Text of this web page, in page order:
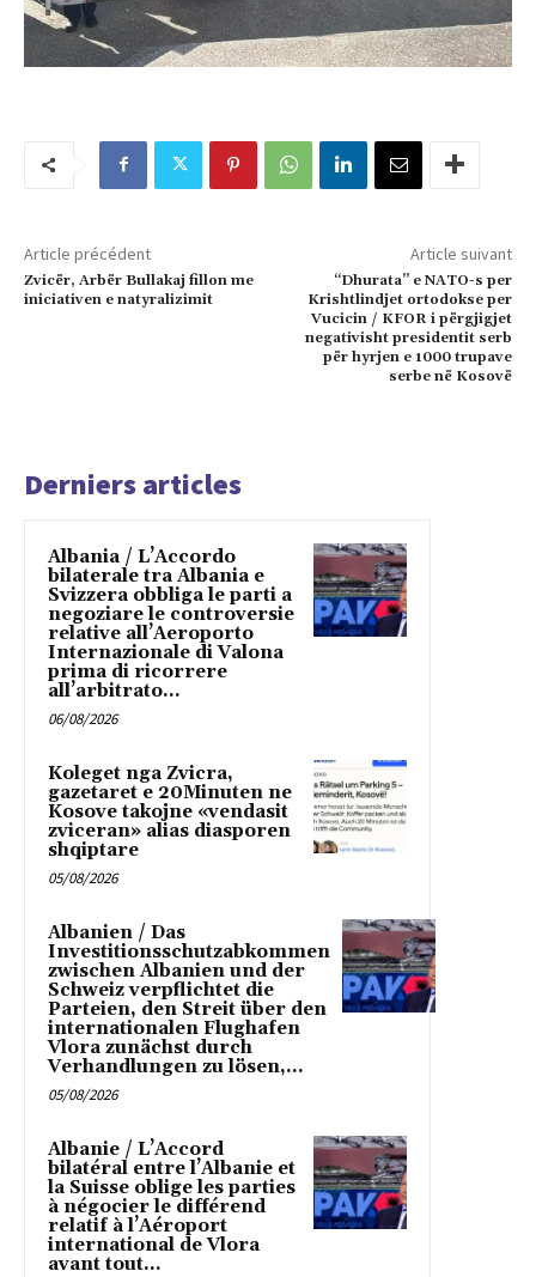
Article précédent
Zvicër, Arbër Bullakaj fillon me
iniciativen e natyralizimit
Article suivant
“Dhurata” e NATO-s per
Krishtlindjet ortodokse per
Vucicin / KFOR i përgjigjet
negativisht presidentit serb
për hyrjen e 1000 trupave
serbe në Kosovë
Derniers articles
Albania / L’Accordo
bilaterale tra Albania e
Svizzera obbliga le parti a
negoziare le controversie
relative all’Aeroporto
Internazionale di Valona
prima di ricorrere
all’arbitrato...
06/08/2026
Koleget nga Zvicra,
gazetaret e 20Minuten ne
Kosove takojne «vendasit
zviceran» alias diasporen
shqiptare
05/08/2026
Albanien / Das
Investitionsschutzabkommen
zwischen Albanien und der
Schweiz verpflichtet die
Parteien, den Streit über den
internationalen Flughafen
Vlora zunächst durch
Verhandlungen zu lösen,...
05/08/2026
Albanie / L’Accord
bilatéral entre l’Albanie et
la Suisse oblige les parties
à négocier le différend
relatif à l’Aéroport
international de Vlora
avant tout...